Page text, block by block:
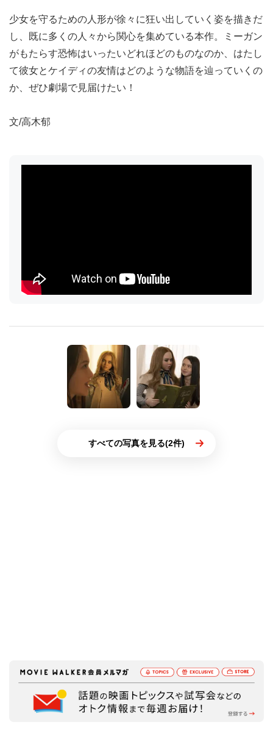
少女を守るための人形が徐々に狂い出していく姿を描きだ
し、既に多くの人々から関心を集めている本作。ミーガン
がもたらす恐怖はいったいどれほどのものなのか、はたし
て彼女とケイディの友情はどのような物語を辿っていくの
か、ぜひ劇場で見届けたい！
文/高木郁
すべての写真を見る(2件)